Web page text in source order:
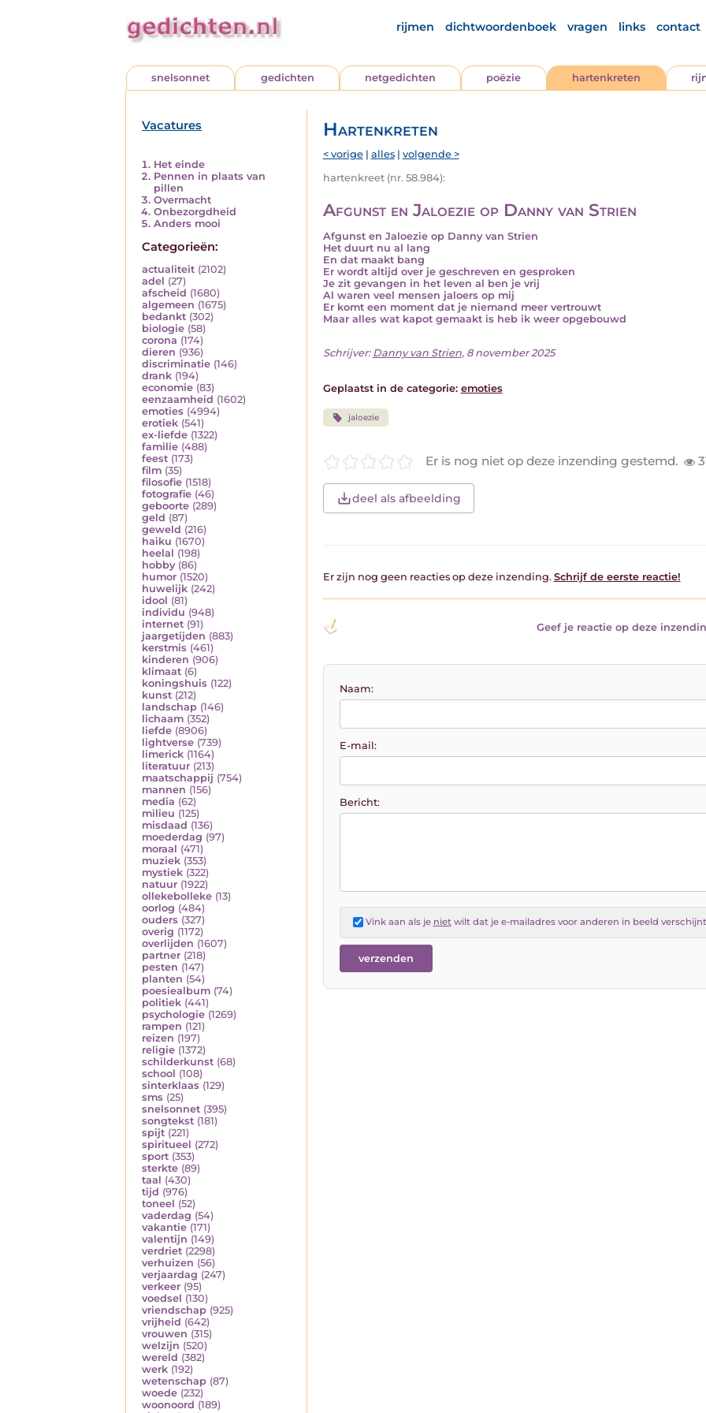
rijmen dichtwoordenboek vragen links contact
snelsonnet gedichten netgedichten poëzie hartenkreten
Vacatures
Het einde
Pennen in plaats van
pillen
Overmacht
Onbezorgdheid
Anders mooi
Categorieën:
actualiteit (2102)
adel (27)
afscheid (1680)
algemeen (1675)
bedankt (302)
biologie (58)
corona (174)
dieren (936)
discriminatie (146)
drank (194)
economie (83)
eenzaamheid (1602)
emoties (4994)
erotiek (541)
ex-liefde (1322)
familie (488)
feest (173)
film (35)
filosofie (1518)
fotografie (46)
geboorte (289)
geld (87)
geweld (216)
haiku (1670)
heelal (198)
hobby (86)
humor (1520)
huwelijk (242)
idool (81)
individu (948)
internet (91)
jaargetijden (883)
kerstmis (461)
kinderen (906)
klimaat (6)
koningshuis (122)
kunst (212)
landschap (146)
lichaam (352)
liefde (8906)
lightverse (739)
limerick (1164)
literatuur (213)
maatschappij (754)
mannen (156)
media (62)
milieu (125)
misdaad (136)
moederdag (97)
moraal (471)
muziek (353)
mystiek (322)
natuur (1922)
ollekebolleke (13)
oorlog (484)
ouders (327)
overig (1172)
overlijden (1607)
partner (218)
pesten (147)
planten (54)
poesiealbum (74)
politiek (441)
psychologie (1269)
rampen (121)
reizen (197)
religie (1372)
schilderkunst (68)
school (108)
sinterklaas (129)
sms (25)
snelsonnet (395)
songtekst (181)
spijt (221)
spiritueel (272)
sport (353)
sterkte (89)
taal (430)
tijd (976)
toneel (52)
vaderdag (54)
vakantie (171)
valentijn (149)
verdriet (2298)
verhuizen (56)
verjaardag (247)
verkeer (95)
voedsel (130)
vriendschap (925)
vrijheid (642)
vrouwen (315)
welzijn (520)
wereld (382)
werk (192)
wetenschap (87)
woede (232)
woonoord (189)
Hartenkreten
< vorige| alles| volgende >
hartenkreet (nr. 58.984):
Afgunst en Jaloezie op Danny van Strien
Afgunst en Jaloezie op Danny van Strien
Het duurt nu al lang
En dat maakt bang
Er wordt altijd over je geschreven en gesproken
Je zit gevangen in het leven al ben je vrij
Al waren veel mensen jaloers op mij
Er komt een moment dat je niemand meer vertrouwt
Maar alles wat kapot gemaakt is heb ik weer opgebouwd
Schrijver: Danny van Strien, 8 november 2025
Geplaatst in de categorie: emoties
jaloezie
Er is nog niet op deze inzending gestemd.
deel als afbeelding
Er zijn nog geen reacties op deze inzending. Schrijf de eerste reactie!
Geef je reactie op deze
Naam:
E-mail:
Bericht:
Vink aan als je nietwilt dat je e-mailadres voor anderen in beeld verschijnt